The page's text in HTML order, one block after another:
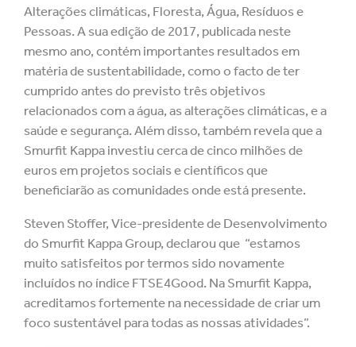
Alterações climáticas, Floresta, Água, Resíduos e
Pessoas. A sua edição de 2017, publicada neste
mesmo ano, contém importantes resultados em
matéria de sustentabilidade, como o facto de ter
cumprido antes do previsto três objetivos
relacionados com a água, as alterações climáticas, e a
saúde e segurança. Além disso, também revela que a
Smurfit Kappa investiu cerca de cinco milhões de
euros em projetos sociais e científicos que
beneficiarão as comunidades onde está presente.
Steven Stoffer, Vice-presidente de Desenvolvimento
do Smurfit Kappa Group, declarou que “estamos
muito satisfeitos por termos sido novamente
incluídos no índice FTSE4Good. Na Smurfit Kappa,
acreditamos fortemente na necessidade de criar um
foco sustentável para todas as nossas atividades”.